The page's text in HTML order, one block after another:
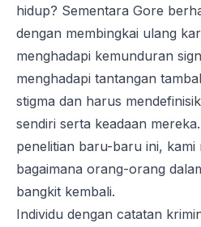
hidup? Sementara Gore
dengan membingkai ulang
menghadapi kemunduran
menghadapi tantangan
stigma dan harus
sendiri serta keadaan
penelitian baru-baru ini, kami
bagaimana orang-orang
bangkit kembali.
Individu dengan catatan